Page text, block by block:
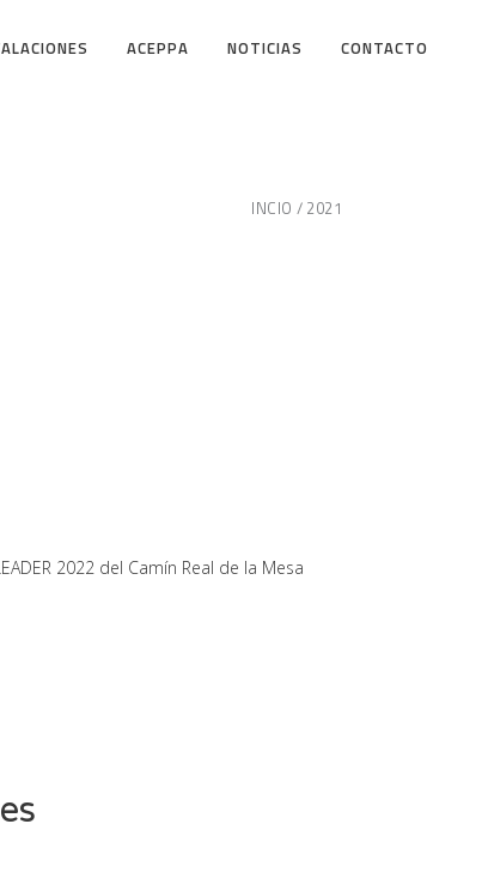
ACEPPA NOTICIAS CONTACTO
INCIO 2021
2022 del Camín Real de la Mesa